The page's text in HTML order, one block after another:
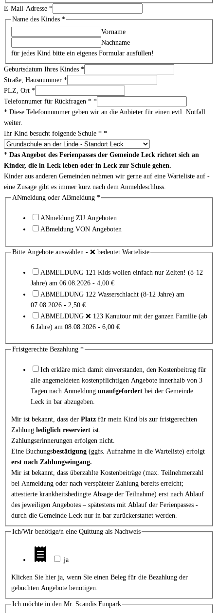
E-Mail-Adresse *
Name des Kindes *
Vorname
Nachname
für jedes Kind bitte ein eigenes Formular ausfüllen!
Geburtsdatum Ihres Kindes *
Straße, Hausnummer *
PLZ, Ort *
Telefonnumer für Rückfragen * *
* Diese Telefonnummer geben wir an die Anbieter für einen evtl. Notfall
weiter.
Ihr Kind besucht folgende Schule * *
* Das Angebot des Ferienpasses der Gemeinde Leck richtet sich an
Kinder, die in Leck leben oder in Leck zur Schule gehen.
Kinder aus anderen Gemeinden nehmen wir gerne auf eine Warteliste auf -
eine Zusage gibt es immer kurz nach dem Anmeldeschluss.
ANmeldung oder ABmeldung *
ANmeldung ZU Angeboten
ABmeldung VON Angeboten
Bitte Angebote auswählen - ❌ bedeutet Warteliste
ABMELDUNG 121 Kids wollen einfach nur Zelten! (8-12
Jahre) am 06.08.2026 - 4,00 €
ABMELDUNG 122 Wasserschlacht (8-12 Jahre) am
07.08.2026 - 2,50 €
ABMELDUNG ❌ 123 Kanutour mit der ganzen Familie (ab
6 Jahre) am 08.08.2026 - 6,00 €
Fristgerechte Bezahlung *
Ich erkläre mich damit einverstanden, den Kostenbeitrag für
alle angemeldeten kostenpflichtigen Angebote innerhalb von 3
Tagen nach Anmeldung unaufgefordertbei der Gemeinde
Leck in bar abzugeben.
Mir ist bekannt, dass der Platzfür mein Kind bis zur fristgerechten
Zahlung lediglich reserviert ist.
Zahlungserinnerungen erfolgen nicht.
Eine Buchungsbestätigung(ggfs. Aufnahme in die Warteliste) erfolgt
erst nach Zahlungseingang.
Mir ist bekannt, dass überzahlte Kostenbeiträge (max. Teilnehmerzahl
bei Anmeldung oder nach verspäteter Zahlung bereits erreicht;
attestierte krankheitsbedingte Absage der Teilnahme) erst nach Ablauf
des jeweiligen Angebotes – spätestens mit Ablauf der Ferienpasses -
durch die Gemeinde Leck nur in bar zurückerstattet werden.
Ich/Wir benötige/n eine Quittung als Nachweis
ja
Klicken Sie hier ja, wenn Sie einen Beleg für die Bezahlung der
gebuchten Angebote benötigen.
Ich möchte in den Mr. Scandis Funpark